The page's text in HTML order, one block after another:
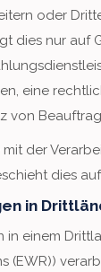
oder
dies nur auf
eine
von
der
dies
in
in einem
(EWR))